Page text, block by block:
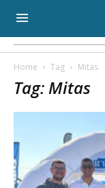
Home Tag Mitas
Tag: Mitas